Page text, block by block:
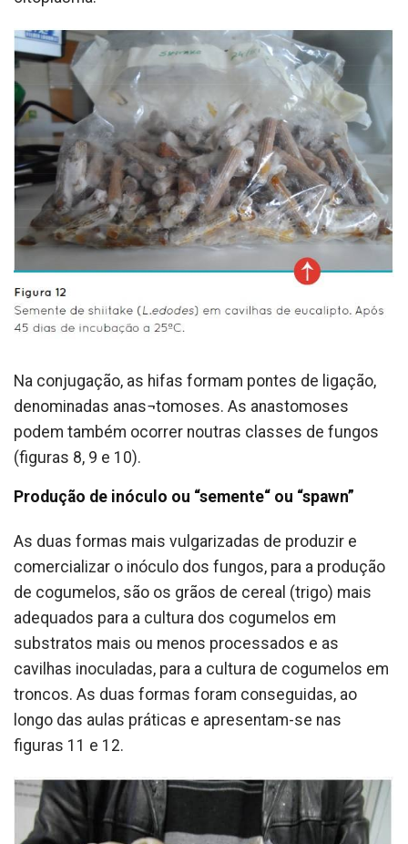
Na conjugação, as hifas formam pontes de ligação,
denominadas anas¬tomoses. As anastomoses
podem também ocorrer noutras classes de fungos
(figuras 8, 9 e 10).
Produção de inóculo ou “semente“ ou “spawn”
As duas formas mais vulgarizadas de produzir e
comercializar o inóculo dos fungos, para a produção
de cogumelos, são os grãos de cereal (trigo) mais
adequados para a cultura dos cogumelos em
substratos mais ou menos processados e as
cavilhas inoculadas, para a cultura de cogumelos em
troncos. As duas formas foram conseguidas, ao
longo das aulas práticas e apresentam-se nas
figuras 11 e 12.